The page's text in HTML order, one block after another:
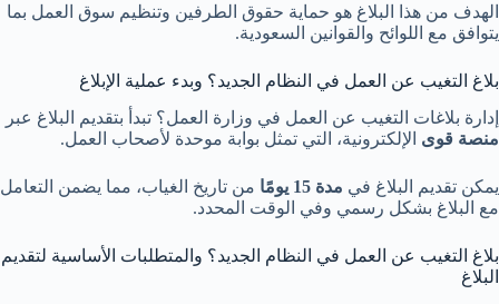
الهدف من هذا البلاغ هو حماية حقوق الطرفين وتنظيم سوق العمل بما
يتوافق مع اللوائح والقوانين السعودية.
بلاغ التغيب عن العمل في النظام الجديد؟ وبدء عملية الإبلاغ
إدارة بلاغات التغيب عن العمل في وزارة العمل؟ تبدأ بتقديم البلاغ عبر
منصة قوى الإلكترونية، التي تمثل بوابة موحدة لأصحاب العمل.
يمكن تقديم البلاغ في مدة 15 يومًا
من تاريخ الغياب، مما يضمن التعامل
مع البلاغ بشكل رسمي وفي الوقت المحدد.
بلاغ التغيب عن العمل في النظام الجديد؟ والمتطلبات الأساسية لتقديم
البلاغ